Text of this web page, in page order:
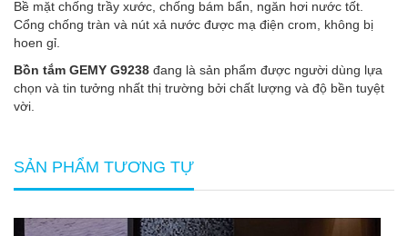
Bề mặt chống trầy xước, chống bám bẩn, ngăn hơi nước tốt.
Cổng chống tràn và nút xả nước được mạ điện crom, không bị
hoen gỉ.
Bồn tắm GEMY G9238 đang là sản phẩm được người dùng lựa
chọn và tin tưởng nhất thị trường bởi chất lượng và độ bền tuyệt
vời.
SẢN PHẨM TƯƠNG TỰ